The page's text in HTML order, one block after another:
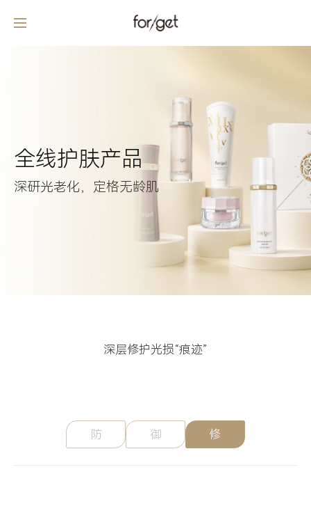
全线护肤产品
深研光老化，定格无龄肌
深层修护光损“痕迹”
防 御 修